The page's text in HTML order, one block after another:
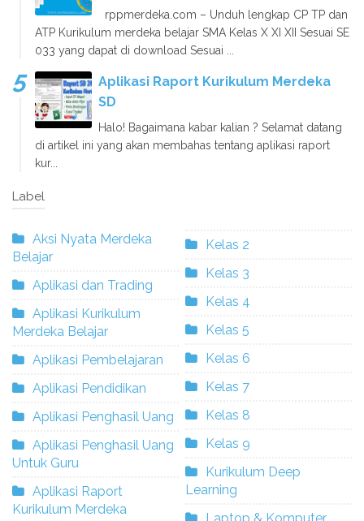
rppmerdeka.com – Unduh lengkap CP TP dan
ATP Kurikulum merdeka belajar SMA Kelas X XI XII Sesuai SE
033 yang dapat di download Sesuai ...
Aplikasi Raport Kurikulum Merdeka
SD
Halo! Bagaimana kabar kalian ? Selamat datang
di artikel ini yang akan membahas tentang aplikasi raport
kur...
Label
Aksi Nyata Merdeka
Belajar
Aplikasi dan Trading
Aplikasi Kurikulum
Merdeka Belajar
Aplikasi Pembelajaran
Aplikasi Pendidikan
Aplikasi Penghasil Uang
Aplikasi Penghasil Uang
Untuk Guru
Aplikasi Raport
Kurikulum Merdeka
Kelas 2
Kelas 3
Kelas 4
Kelas 5
Kelas 6
Kelas 7
Kelas 8
Kelas 9
Kurikulum Deep
Learning
Laptop & Komputer